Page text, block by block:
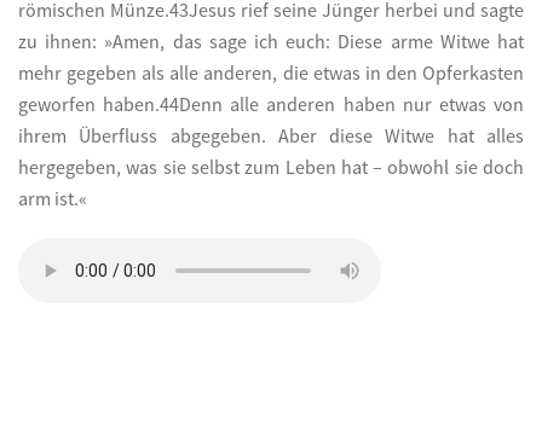
römischen Münze.43Jesus rief seine Jünger herbei und sagte
zu ihnen: »Amen, das sage ich euch: Diese arme Witwe hat
mehr gegeben als alle anderen, die etwas in den Opferkasten
geworfen haben.44Denn alle anderen haben nur etwas von
ihrem Überfluss abgegeben. Aber diese Witwe hat alles
hergegeben, was sie selbst zum Leben hat – obwohl sie doch
arm ist.«